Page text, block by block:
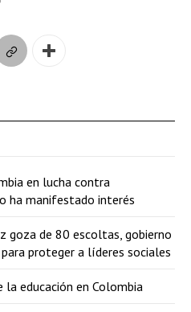
en lucha contra
ha manifestado interés
goza de 80 escoltas, gobierno
proteger a líderes sociales
educación en Colombia